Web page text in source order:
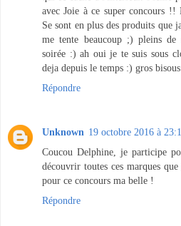
avec Joie à ce super concours
Se sont en plus des produits que
me tente beaucoup ;) pleins
soirée :) ah oui je te suis sous
deja depuis le temps :) gros
Répondre
Unknown 19 octobre 2016 à
Coucou Delphine, je participe
découvrir toutes ces marques
pour ce concours ma belle !
Répondre